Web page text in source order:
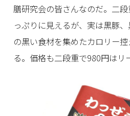
膳研究会の皆さんなのだ。二
っぷりに見えるが、実は黒豚
の黒い食材を集めたカロリー
る。価格も二段重で980円はリ